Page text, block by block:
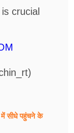
crucial
में सीधे पहुंचने के